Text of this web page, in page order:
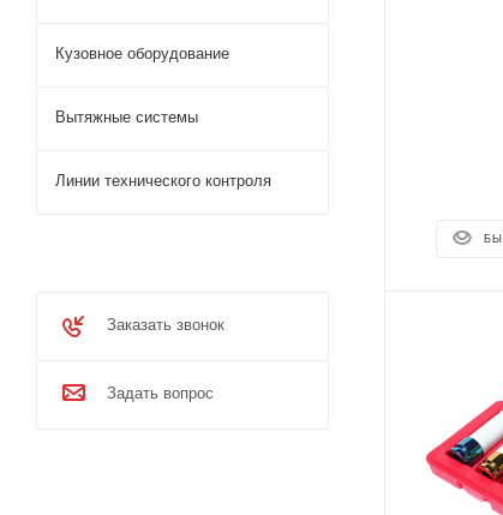
Кузовное оборудование
Вытяжные системы
Линии технического контроля
Заказать звонок
Задать вопрос